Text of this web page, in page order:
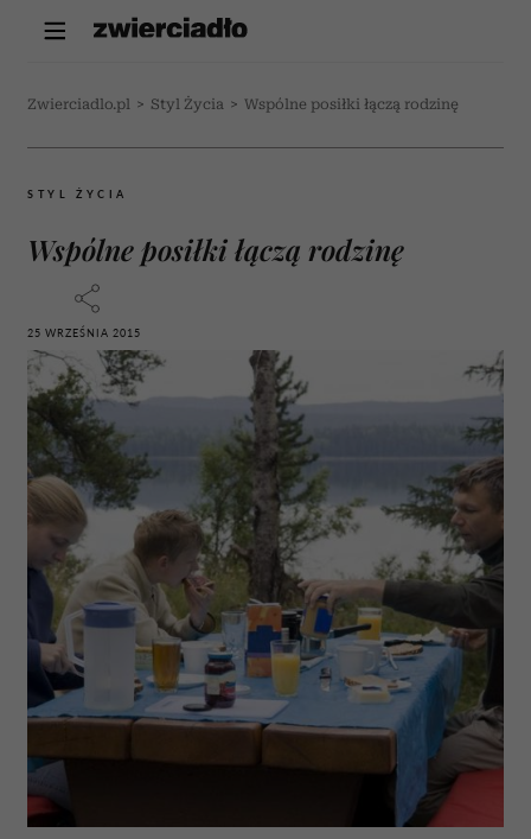
Zwierciadlo.pl > Styl Życia > Wspólne posiłki łączą rodzinę
STYL ŻYCIA
Wspólne posiłki łączą rodzinę
25 WRZEŚNIA 2015